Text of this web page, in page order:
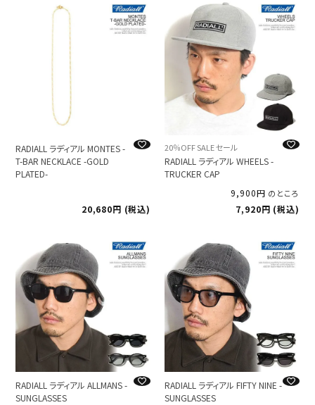
RADIALL ラディアル MONTES -
T-BAR NECKLACE -GOLD
PLATED-
20,680 税込
20％OFF SALE セール
RADIALL ラディアル WHEELS -
TRUCKER CAP
9,900
のところ
7,920 税込
RADIALL ラディアル ALLMANS -
SUNGLASSES
RADIALL ラディアル FIFTY NINE -
SUNGLASSES